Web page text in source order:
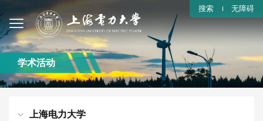
无障碍
搜索
学术活动
上海电力大学